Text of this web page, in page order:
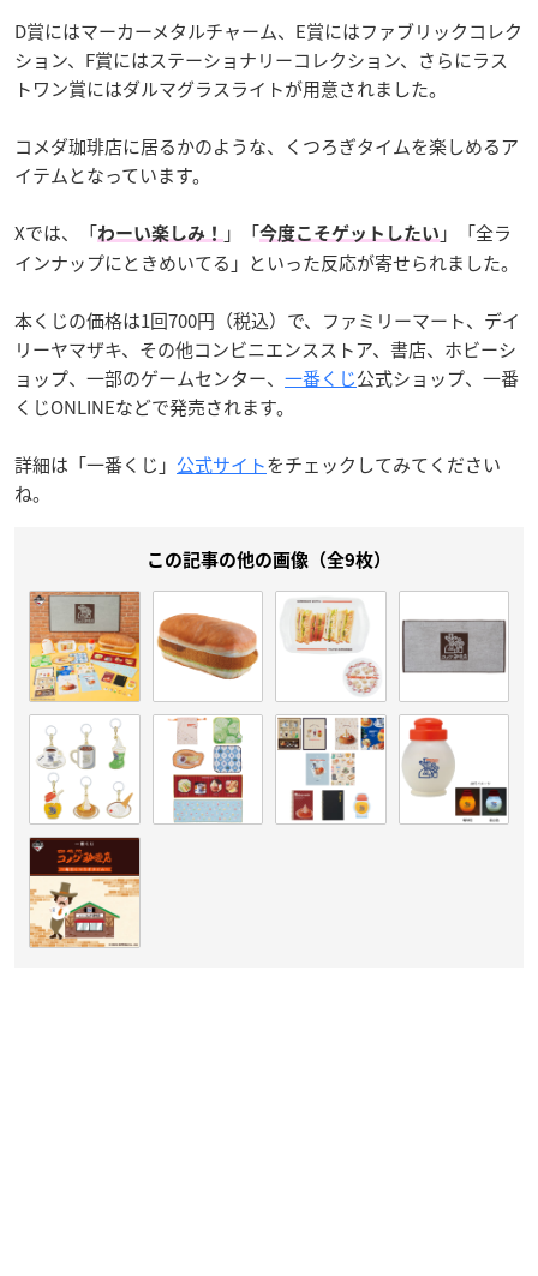
D賞にはマーカーメタルチャーム、E賞にはファブリックコレク
ション、F賞にはステーショナリーコレクション、さらにラス
トワン賞にはダルマグラスライトが用意されました。
コメダ珈琲店に居るかのような、くつろぎタイムを楽しめるア
イテムとなっています。
Xでは、「わーい楽しみ！ 」「今度こそゲットしたい 」「全ラ
インナップにときめいてる」といった反応が寄せられました。
本くじの価格は1回700円（税込）で、ファミリーマート、デイ
リーヤマザキ、その他コンビニエンスストア、書店、ホビーシ
ョップ、一部のゲームセンター、 一番くじ公式ショップ、一番
くじONLINEなどで発売されます。
詳細は「一番くじ」 公式サイトをチェックしてみてください
ね。
この記事の他の画像（全9枚）